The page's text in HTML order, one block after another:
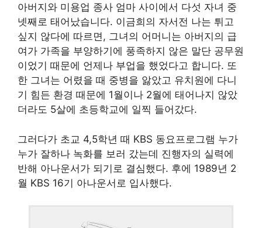
아버지와 미용업 종사 엄마 사이에서 다섯 자녀 중
넷째로 태어났습니다. 이금희의 자서전 나는 튀고
싶지 않다에 따르면, 그녀의 어머니는 아버지의 급
여가 가족을 부양하기에 풍족하지 않은 말단 공무원
이었기 때문에 언제나 부업을 했었다고 합니다. 또
한 그녀는 어렸을 때 중병을 앓았고 유치원에 다니
기 힘든 환경 때문에 1월이나 2월에 태어나지 않았
더라도 5살에 초등학교에 일찍 들어갔다.
그러다가 초교 4,5학년 때 KBS 동요프로그램 누가
누가 잘하나 녹화를 보러 갔는데 진행자의 실력에
반해 아나운서가 되기로 결심했다. 후에 1989년 2
월 KBS 16기 아나운서로 입사했다.